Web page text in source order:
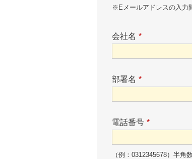
※Eメールアドレスの入力
*
会社名
*
部署名
*
電話番号
（例：0312345678）半角